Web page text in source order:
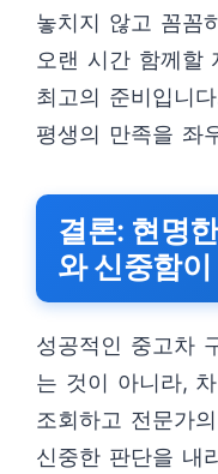
놓치지 않고 꼼꼼
오랜 시간 함께할
최고의 준비입니
평생의 만족을 좌
결론: 현명
와 신중함
성공적인 중고차
는 것이 아니라,
조회하고 전문가
신중한 판단을 내